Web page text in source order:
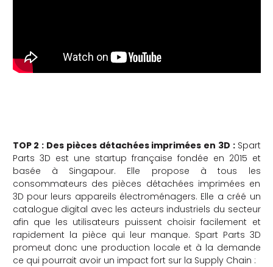
TOP 2 : Des pièces détachées imprimées en 3D : Spart
Parts 3D est une startup française fondée en 2015 et
basée à Singapour. Elle propose à tous les
consommateurs des pièces détachées imprimées en
3D pour leurs appareils électroménagers. Elle a créé un
catalogue digital avec les acteurs industriels du secteur
afin que les utilisateurs puissent choisir facilement et
rapidement la pièce qui leur manque. Spart Parts 3D
promeut donc une production locale et à la demande
ce qui pourrait avoir un impact fort sur la Supply Chain :